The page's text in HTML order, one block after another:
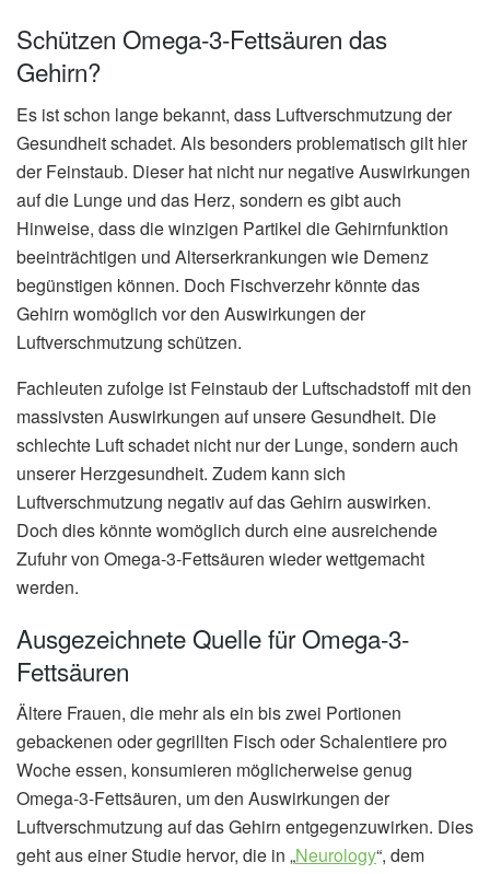
Schützen Omega-3-Fettsäuren das
Gehirn?
Es ist schon lange bekannt, dass Luftverschmutzung der
Gesundheit schadet. Als besonders problematisch gilt hier
der Feinstaub. Dieser hat nicht nur negative Auswirkungen
auf die Lunge und das Herz, sondern es gibt auch
Hinweise, dass die winzigen Partikel die Gehirnfunktion
beeinträchtigen und Alterserkrankungen wie Demenz
begünstigen können. Doch Fischverzehr könnte das
Gehirn womöglich vor den Auswirkungen der
Luftverschmutzung schützen.
Fachleuten zufolge ist Feinstaub der Luftschadstoff mit den
massivsten Auswirkungen auf unsere Gesundheit. Die
schlechte Luft schadet nicht nur der Lunge, sondern auch
unserer Herzgesundheit. Zudem kann sich
Luftverschmutzung negativ auf das Gehirn auswirken.
Doch dies könnte womöglich durch eine ausreichende
Zufuhr von Omega-3-Fettsäuren wieder wettgemacht
werden.
Ausgezeichnete Quelle für Omega-3-
Fettsäuren
Ältere Frauen, die mehr als ein bis zwei Portionen
gebackenen oder gegrillten Fisch oder Schalentiere pro
Woche essen, konsumieren möglicherweise genug
Omega-3-Fettsäuren, um den Auswirkungen der
Luftverschmutzung auf das Gehirn entgegenzuwirken. Dies
geht aus einer Studie hervor, die in „Neurology“, dem